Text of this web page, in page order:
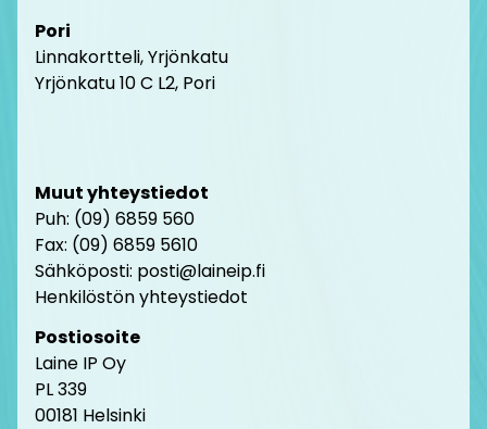
Pori
Linnakortteli, Yrjönkatu
Yrjönkatu 10 C L2, Pori
Muut yhteystiedot
Puh: (09) 6859 560
Fax: (09) 6859 5610
Sähköposti: posti@laineip.fi
Henkilöstön yhteystiedot
Postiosoite
Laine IP Oy
PL 339
00181 Helsinki